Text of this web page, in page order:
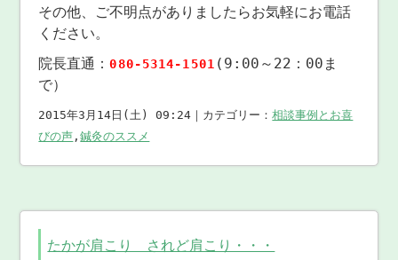
その他、ご不明点がありましたらお気軽にお電話
ください。
院長直通：080-5314-1501 (9:00～22：00ま
で）
2015年3月14日(土) 09:24｜カテゴリー：相談事例とお喜
びの声 ,鍼灸のススメ
たかが肩こり されど肩こり・・・